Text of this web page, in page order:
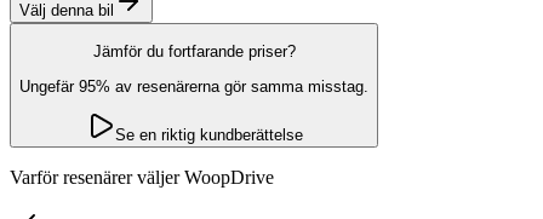
Välj denna bil
Jämför du fortfarande priser?
Ungefär 95% av resenärerna gör samma misstag.
Se en riktig kundberättelse
Varför resenärer väljer WoopDrive